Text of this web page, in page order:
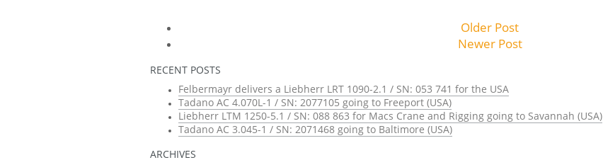
Older Post
Newer Post
RECENT POSTS
Felbermayr delivers a Liebherr LRT 1090-2.1 / SN: 053 741 for the USA
Tadano AC 4.070L-1 / SN: 2077105 going to Freeport (USA)
Liebherr LTM 1250-5.1 / SN: 088 863 for Macs Crane and Rigging going to Savannah (USA)
Tadano AC 3.045-1 / SN: 2071468 going to Baltimore (USA)
ARCHIVES